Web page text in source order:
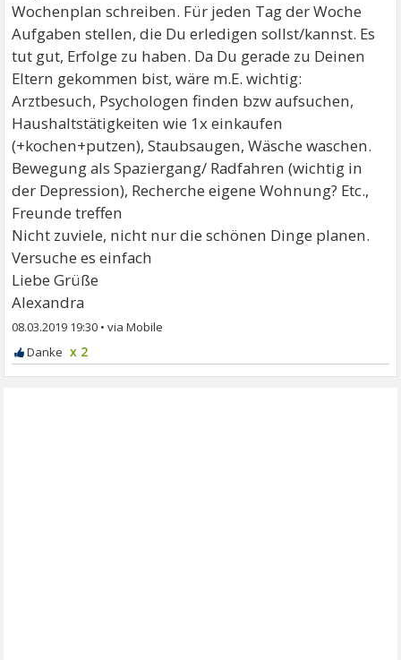
Wochenplan schreiben. Für jeden Tag der Woche
Aufgaben stellen, die Du erledigen sollst/kannst. Es
tut gut, Erfolge zu haben. Da Du gerade zu Deinen
Eltern gekommen bist, wäre m.E. wichtig:
Arztbesuch, Psychologen finden bzw aufsuchen,
Haushaltstätigkeiten wie 1x einkaufen
(+kochen+putzen), Staubsaugen, Wäsche waschen.
Bewegung als Spaziergang/ Radfahren (wichtig in
der Depression), Recherche eigene Wohnung? Etc.,
Freunde treffen
Nicht zuviele, nicht nur die schönen Dinge planen.
Versuche es einfach
Liebe Grüße
Alexandra
08.03.2019 19:30 •
x 2